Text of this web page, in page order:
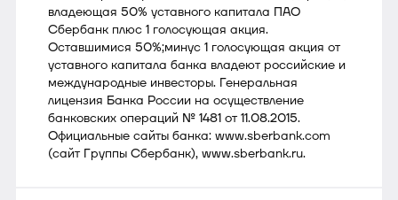
владеющая 50% уставного капитала ПАО
Сбербанк плюс 1 голосующая акция.
Оставшимися 50%;минус 1 голосующая акция от
уставного капитала банка владеют российские и
международные инвесторы. Генеральная
лицензия Банка России на осуществление
банковских операций № 1481 от 11.08.2015.
Официальные сайты банка: www.sberbank.com
(сайт Группы Сбербанк), www.sberbank.ru.